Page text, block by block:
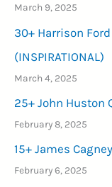
March 9, 2025
30+ Harrison
(INSPIRATIONAL)
March 4, 2025
25+ John Huston
February 8, 2025
15+ James
February 6, 2025